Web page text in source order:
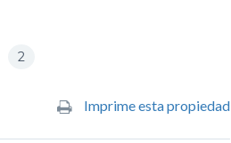
2
Imprime esta propiedad